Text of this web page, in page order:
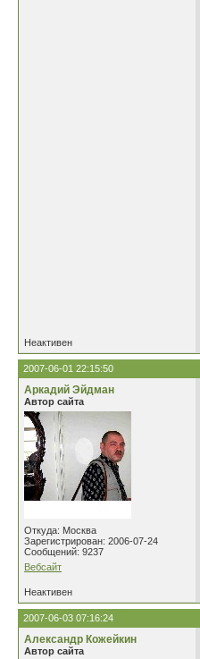
Неактивен
2007-06-01 22:15:50
Аркадий Эйдман
Автор сайта
Откуда: Москва
Зарегистрирован: 2006-07-24
Сообщений: 9237
Вебсайт
Неактивен
2007-06-03 07:16:24
Александр Кожейкин
Автор сайта